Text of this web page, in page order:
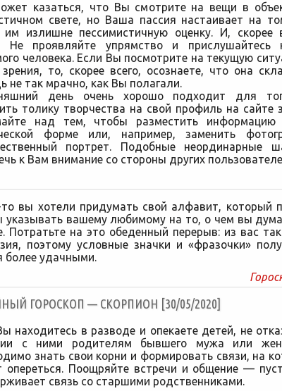
казаться, что Вы смотрите на вещи в
свете, но Ваша пассия настаивает на
им излишне пессимистичную оценку. И, скорее
Не проявляйте упрямство и прислушайтесь
человека. Если Вы посмотрите на текущую
то, скорее всего, осознаете, что она
не так мрачно, как Вы полагали.
день очень хорошо подходит для
толику творчества на свой профиль на сайте
над тем, чтобы разместить
форме или, например, заменить
портрет. Подобные неординарные
к Вам внимание со стороны других
то вы хотели придумать свой алфавит, который
указывать вашему любимому на то, о чем вы
Потратьте на это обеденный перерыв: из вас
поэтому условные значки и «фразочки»
более удачными.
ГОРОСКОП — СКОРПИОН [30/05/2020]
находитесь в разводе и опекаете детей, не
с ними родителям бывшего мужа или
знать свои корни и формировать связи, на
опереться. Поощряйте встречи и общение —
связь со старшими родственниками.